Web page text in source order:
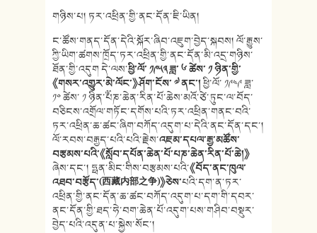
གཉིས་པ། ཏར་འཕྲིན་གྱི་ནང་དོན་ཇི་ཡིན།
ང་ཚོས་གནད་དོན་དེའི་སྐོར་ཞིབ་འཇུག་བྱེད་སྐབས། ལོ་རྒྱུས་
ཀྱི་ཡིག་ཚགས་ཁྲོད་ཏར་འཕྲིན་གྱི་ནང་དོན་མི་འདྲ་གཉིས་
ཐོན་གྱི་འདུག དེ་ལས་ཕྱི་ལོ་ ༡༩༥༣ ཟླ་ ༦ ཚེས་ ༡ ཉིན་གྱི་
《གསར་འགྱུར་མེ་ལོང་》ཤོག་ངོས་ ༧ ནང་།ཕྱི་ལོ་ ༡༩༤༩ ཟླ་
༡༠ ཚེས་ ༡ ཉིན་༸པཎ་ཆེན་རིན་པོ་ཆེས་མའོ་ཙེ་ཏུང་ལ་བོད་
བཅིངས་འགྲོལ་གཏོང་དགོས་པའི་ཏར་འཕྲིན་གནང་བའི་
ཏར་འཕྲིན་ཆ་ཚང་ཞིག་བཀོད་འདུག་པ་དེའི་ནང་དོན་དང་།
ལོ་རབས་བརྒྱད་པའི་པའི་རྗེས་འཇམ་དཔལ་རྒྱ་མཚོས་
བརྩམས་པའི་《སློབ་དཔོན་ཆེན་པོ་པཎ་ཆེན་རིན་པོ་ཆེ།》
ཞེས་དང་། ཧྥན་མིང་གིས་བརྩམས་པའི་《བོད་ནང་ཁུལ་
འཐབ་བརྩོད་(西藏内部之争)》ཅེས་པའི་དག་ན་ཏར་
འཕྲིན་གྱི་ནང་དོན་ཆ་ཚང་བཀོད་འདུག་པ་དག་གི་དབར་
ནང་དོན་གྱི་ཐད་ཧེ་བག་ཆེན་པོ་འདུག་པས་གཤིབ་བསྡུར་
བྱེད་པའི་འདུན་པ་སྐྱེས་སོང་།